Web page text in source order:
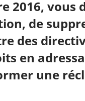
2016, vous
de
des
en
une